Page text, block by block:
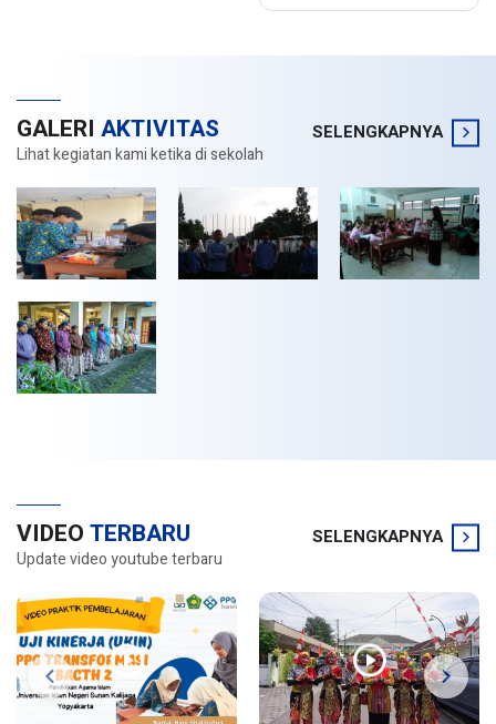
GALERI AKTIVITAS
Lihat kegiatan kami ketika di sekolah
SELENGKAPNYA
VIDEOTERBARU
Update video youtube terbaru
SELENGKAPNYA